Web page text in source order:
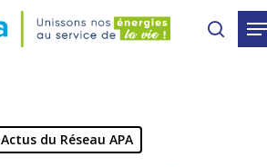
Actus du Réseau APA